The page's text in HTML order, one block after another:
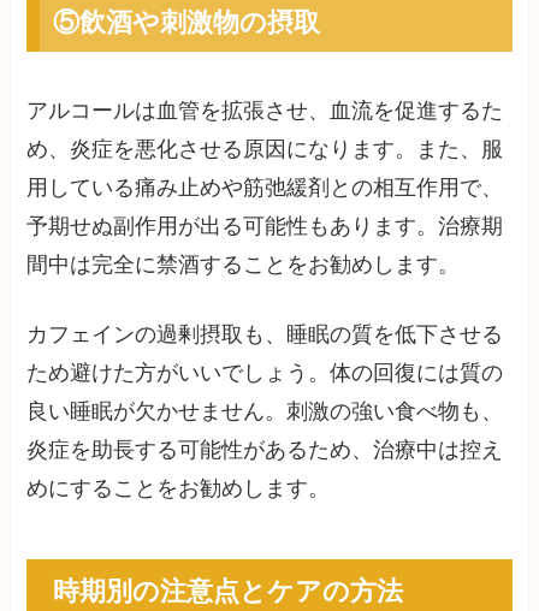
⑤飲酒や刺激物の摂取
アルコールは血管を拡張させ、血流を促進するた
め、炎症を悪化させる原因になります。また、服
用している痛み止めや筋弛緩剤との相互作用で、
予期せぬ副作用が出る可能性もあります。治療期
間中は完全に禁酒することをお勧めします。
カフェインの過剰摂取も、睡眠の質を低下させる
ため避けた方がいいでしょう。体の回復には質の
良い睡眠が欠かせません。刺激の強い食べ物も、
炎症を助長する可能性があるため、治療中は控え
めにすることをお勧めします。
時期別の注意点とケアの方法